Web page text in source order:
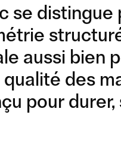
COMPOSITION 01
se
aussi bien
qualité des
pour durer,